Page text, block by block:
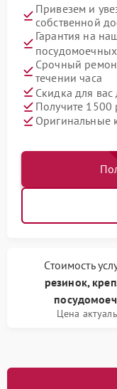
Привезем и
собственной
Гарантия на
Срочный
течении часа
Скидка для вас
Получите 1500
Оригинальные
Стоимость
резинок,
Цена